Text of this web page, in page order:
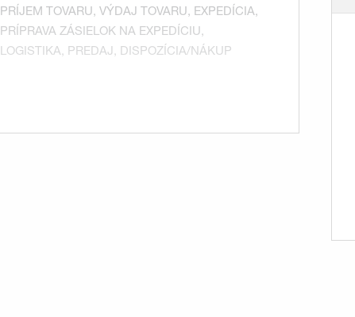
PRÍJEM TOVARU, VÝDAJ TOVARU, EXPEDÍCIA,
PRÍPRAVA ZÁSIELOK NA EXPEDÍCIU,
LOGISTIKA, PREDAJ, DISPOZÍCIA/NÁKUP